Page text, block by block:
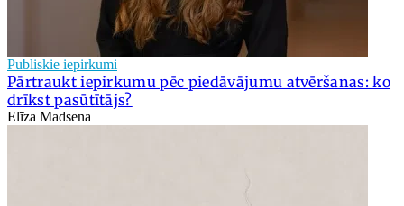
Publiskie iepirkumi
Pārtraukt iepirkumu pēc piedāvājumu atvēršanas: ko
drīkst pasūtītājs?
Elīza Madsena